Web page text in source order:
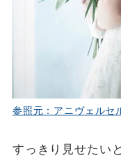
参照元：アニヴェルセ
すっきり見せたい